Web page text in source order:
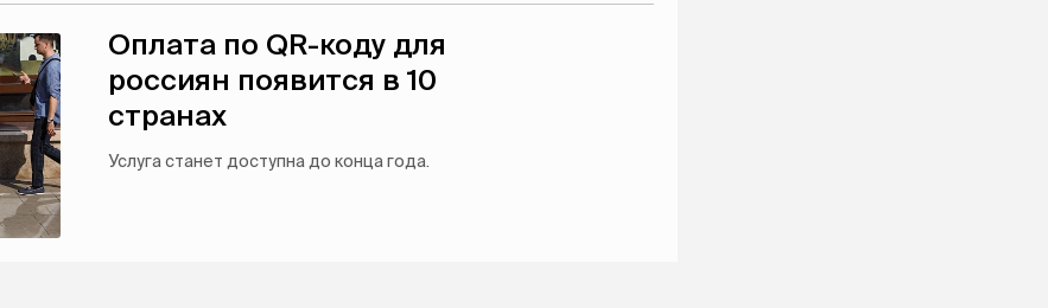
Оплата по QR-коду для
россиян появится в 10
странах
Услуга станет доступна до конца года.